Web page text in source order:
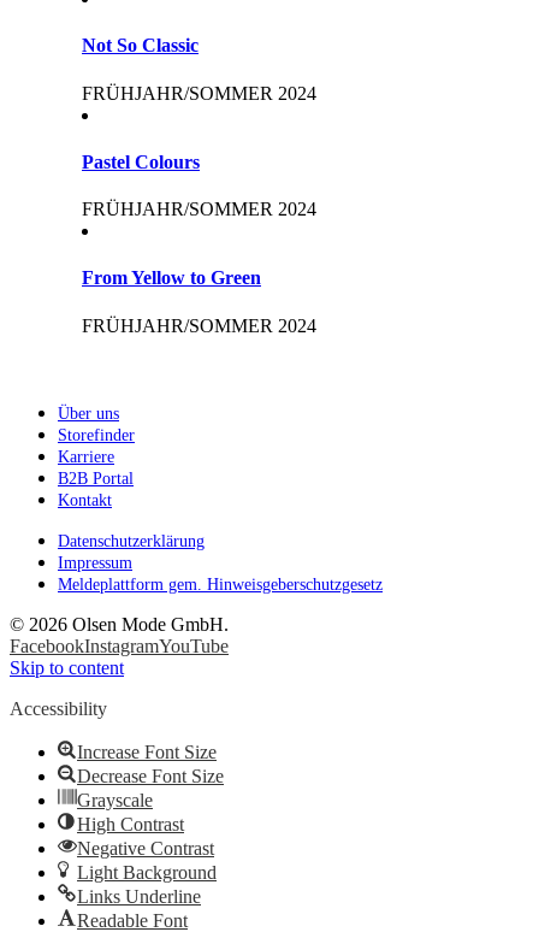
Not So Classic
FRÜHJAHR/SOMMER 2024
Pastel Colours
FRÜHJAHR/SOMMER 2024
From Yellow to Green
FRÜHJAHR/SOMMER 2024
Über uns
Storefinder
Karriere
B2B Portal
Kontakt
Datenschutzerklärung
Impressum
Meldeplattform gem. Hinweisgeberschutzgesetz
© 2026 Olsen Mode GmbH.
FacebookInstagramYouTube
Skip to content
Accessibility
Increase Font Size
Decrease Font Size
Grayscale
High Contrast
Negative Contrast
Light Background
Links Underline
Readable Font